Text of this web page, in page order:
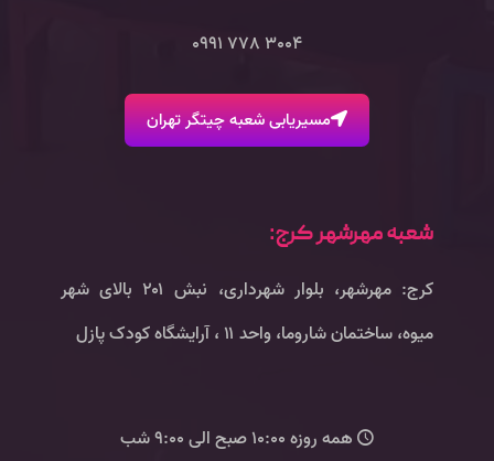
3004 778 0991
مسیریابی شعبه چیتگر تهران
شعبه مهرشهر کرج:
کرج: مهرشهر، بلوار شهرداری، نبش ۲۰۱ بالای شهر
میوه، ساختمان شاروما، واحد ۱۱ ، آرایشگاه کودک پازل
همه روزه 10:00 صبح الی 9:00 شب